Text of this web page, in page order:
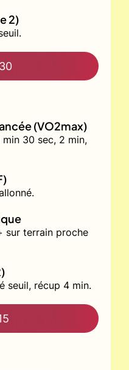
2)
(VO2max)
min 30 sec, 2 min,
sur terrain proche
seuil, récup 4 min.